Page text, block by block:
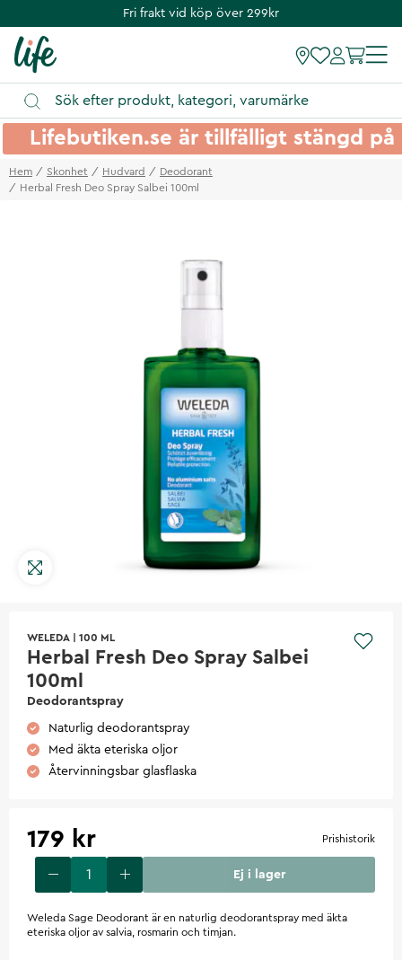
Fri frakt vid köp över 299kr
Lifebutiken.se är tillfälligt stängd
Hem Skonhet Hudvard
Deodorant
Herbal Fresh Deo Spray Salbei 100ml
WELEDA 100 ML
Herbal Fresh Deo Spray Salbei
100ml
Deodorantspray
Naturlig deodorantspray
Med äkta eteriska oljor
Återvinningsbar glasflaska
179 kr Prishistorik
Ej i lager
Weleda Sage Deodorant är en naturlig deodorantspray med äkta
eteriska oljor av salvia, rosmarin och timjan.